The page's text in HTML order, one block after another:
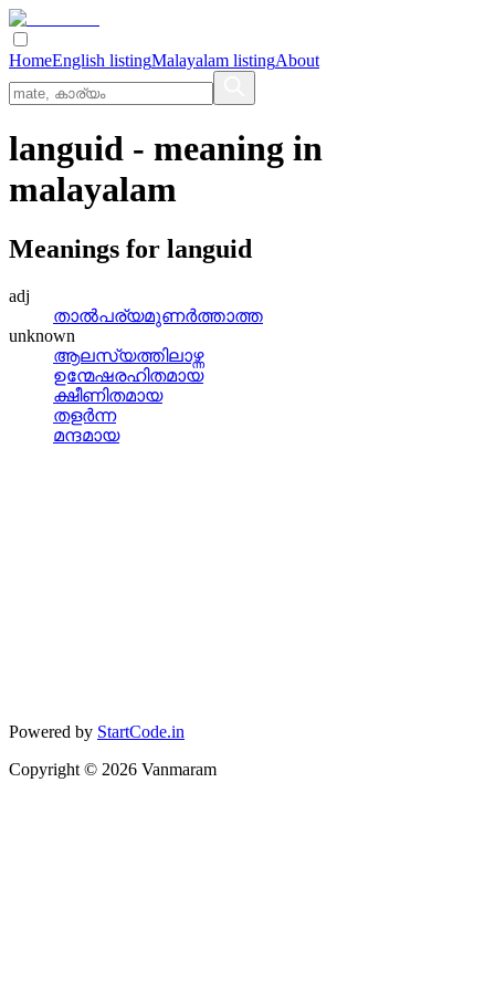
HomeEnglish listingMalayalam listingAbout
languid - meaning in
malayalam
Meanings for languid
adj
താല്‍പര്യമുണര്‍ത്താത്ത
unknown
ആലസ്യത്തിലാഴ്ന്ന
ഉന്മേഷരഹിതമായ
ക്ഷീണിതമായ
തളര്‍ന്ന
മന്ദമായ
Powered by StartCode.in
Copyright © 2026 Vanmaram